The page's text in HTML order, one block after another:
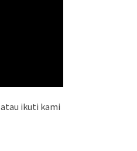
atau ikuti kami